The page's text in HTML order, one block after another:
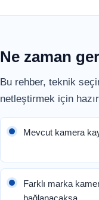
Ne zaman
Bu rehber, teknik
netleştirmek için
Mevcut kamera
Farklı marka
bağlanacaksa